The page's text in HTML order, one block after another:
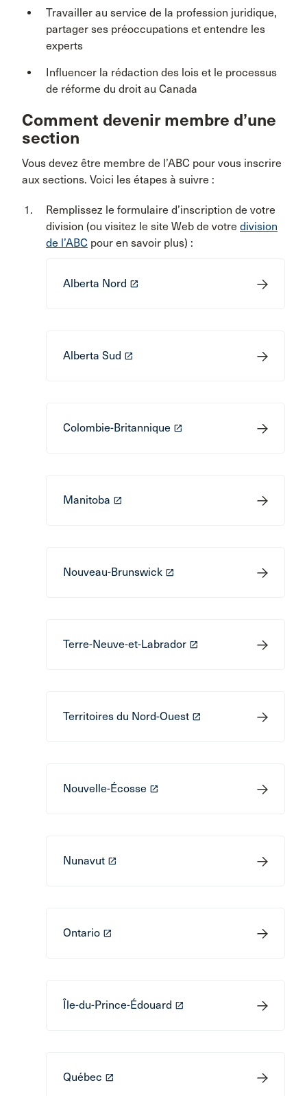
Travailler au service de la profession juridique,
partager ses préoccupations et entendre les
experts
Influencer la rédaction des lois et le processus
de réforme du droit au Canada
Comment devenir membre d’une
section
Vous devez être membre de l’ABC pour vous inscrire
aux sections. Voici les étapes à suivre :
Remplissez le formulaire d’inscription de votre
division (ou visitez le site Web de votre division
de l’ABC pour en savoir plus) :
Alberta Nord launch
Alberta Sud launch
Colombie-Britannique launch
Manitoba launch
Nouveau-Brunswick launch
Terre-Neuve-et-Labrador launch
Territoires du Nord-Ouest launch
Nouvelle-Écosse launch
Nunavut launch
Ontario launch
Île-du-Prince-Édouard launch
Québec launch